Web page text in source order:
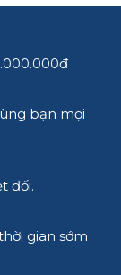
bạn mọi
đối.
gian sớm